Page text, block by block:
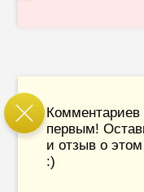
Комментариев
первым!
и отзыв о
:)